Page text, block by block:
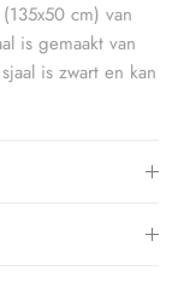
cm) van
is gemaakt van
is zwart en kan